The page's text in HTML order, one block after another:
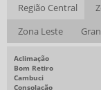
Região Central
Zona Leste
Aclimação
Bom Retiro
Cambuci
Consolação